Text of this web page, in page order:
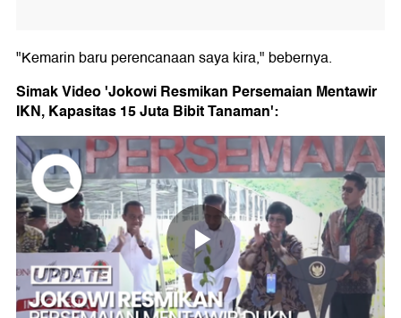
"Kemarin baru perencanaan saya kira," bebernya.
Simak Video 'Jokowi Resmikan Persemaian Mentawir
IKN, Kapasitas 15 Juta Bibit Tanaman':